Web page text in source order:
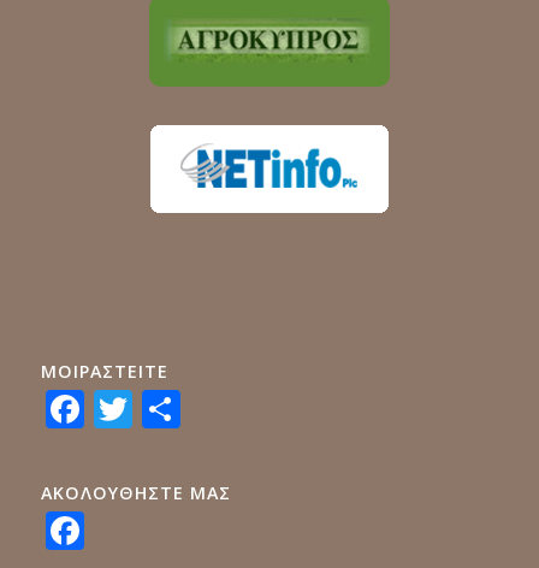
ΜΟΙΡΑΣTEITE
Facebook
Twitter
Share
ΑΚΟΛΟΥΘΗΣΤΕ ΜΑΣ
Facebook